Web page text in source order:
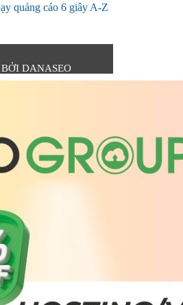
quảng cáo 6 giây A-Z
DANASEO